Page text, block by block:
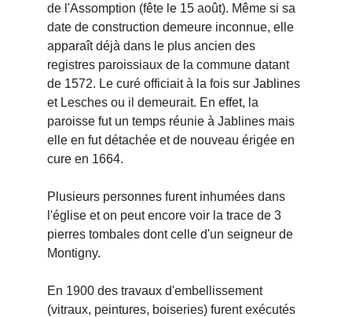
de l'Assomption (fête le 15 août). Même si sa
date de construction demeure inconnue, elle
apparaît déjà dans le plus ancien des
registres paroissiaux de la commune datant
de 1572. Le curé officiait à la fois sur Jablines
et Lesches ou il demeurait. En effet, la
paroisse fut un temps réunie à Jablines mais
elle en fut détachée et de nouveau érigée en
cure en 1664.
Plusieurs personnes furent inhumées dans
l'église et on peut encore voir la trace de 3
pierres tombales dont celle d'un seigneur de
Montigny.
En 1900 des travaux d'embellissement
(vitraux, peintures, boiseries) furent exécutés